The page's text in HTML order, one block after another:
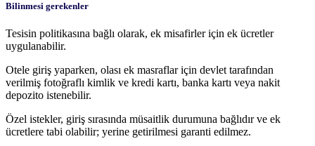
Bilinmesi gerekenler
Tesisin politikasına bağlı olarak, ek misafirler için ek ücretler
uygulanabilir.
Otele giriş yaparken, olası ek masraflar için devlet tarafından
verilmiş fotoğraflı kimlik ve kredi kartı, banka kartı veya nakit
depozito istenebilir.
Özel istekler, giriş sırasında müsaitlik durumuna bağlıdır ve ek
ücretlere tabi olabilir; yerine getirilmesi garanti edilmez.